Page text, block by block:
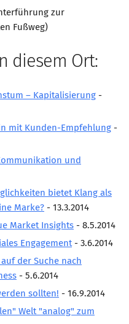
zur
Fußweg)
diesem Ort:
– Kapitalisierung -
mit Kunden-Empfehlung -
und
bietet Klang als
Marke? - 13.3.2014
Market Insights - 8.5.2014
Engagement - 3.6.2014
der Suche nach
- 5.6.2014
sollten! - 16.9.2014
Welt "analog" zum